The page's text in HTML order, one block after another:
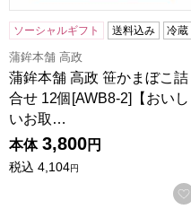
ソーシャルギフト 送料込み 冷蔵
蒲鉾本舗 高政
蒲鉾本舗 高政 笹かまぼこ詰
合せ 12個[AWB8-2]【おいし
いお取…
本体 3,800円
税込 4,104円